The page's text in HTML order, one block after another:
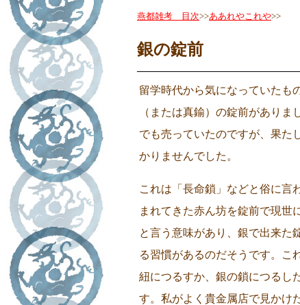
燕都雑考 目次>>ああれやこれや>>
銀の錠前
留学時代から気になっていたも
（または真鍮）の錠前があり
でも売っていたのですが、果た
かりませんでした。
これは「長命鎖」などと俗に言
まれてきた赤ん坊を錠前で現世
と言う意味があり、銀で出来た
る習慣があるのだそうです。こ
紐につるすか、銀の鎖につるし
す。私がよく貴金属店で見かけ